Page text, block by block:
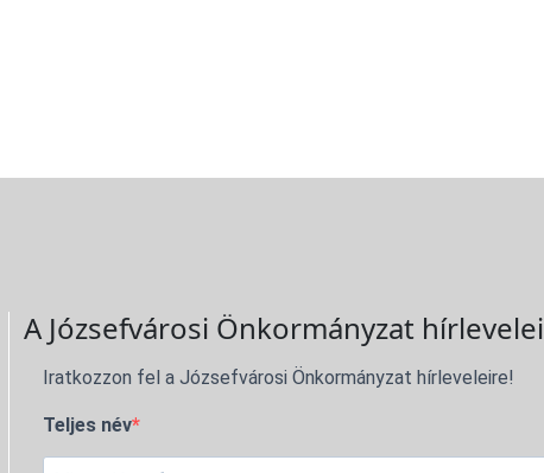
A Józsefvárosi Önkormányzat hírlevelei
Iratkozzon fel a Józsefvárosi Önkormányzat hírleveleire!
Teljes név